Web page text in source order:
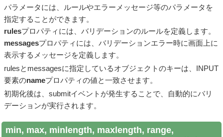
パラメータには、ルールやエラーメッセージ等のパラメータを
指定することができます。
rulesプロパティには、バリデーションのルールを定義します。
messagesプロパティには、バリデーションエラー時に画面上に
表示するメッセージを定義します。
rulesとmessagesに指定しているオブジェクトのキーは、INPUT
要素のnameプロパティの値と一致させます。
初期化後は、submitイベントが発生することで、自動的にバリ
デーションが実行されます。
min, max, minlength, maxlength, range,